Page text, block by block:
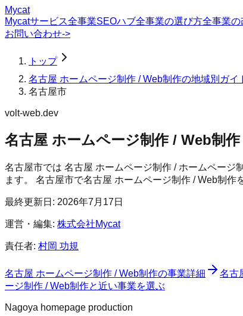
Mycat
Mycatサービス全事業SEOハブ全事業の選び方全事業の
お問い合わせ->
トップ
名古屋 ホームページ制作 / Web制作の地域別ガイ
名古屋市
volt-web.dev
名古屋 ホームページ制作 / Web制作
名古屋市では 名古屋 ホームページ制作 / ホームペー
ます。 名古屋市で名古屋 ホームページ制作 / Web制作
最終更新日: 2026年7月17日
運営・編集: 株式会社Mycat
責任者: 村岡 功規
名古屋 ホームページ制作 / Web制作の事業詳細 名古
ージ制作 / Web制作と近い事業を選ぶ
Nagoya homepage production